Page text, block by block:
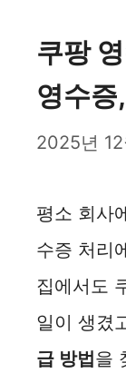
쿠팡
영수증
2025년
평소 회사
수증 처리
집에서도
일이 생겼
급 방법을